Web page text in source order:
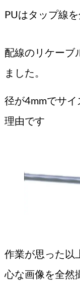
PUはタップ線
配線のリケーブ
ました。
径が4mmでサ
理由です
作業が思った以
心な画像を全然